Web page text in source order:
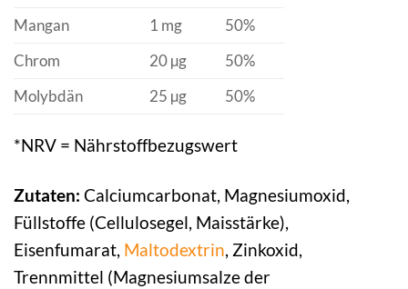
Mangan
1 mg
50%
Chrom
20 µg
50%
Molybdän
25 µg 50%
*NRV = Nährstoffbezugswert
Zutaten: Calciumcarbonat, Magnesiumoxid,
Füllstoffe (Cellulosegel, Maisstärke),
Eisenfumarat, Maltodextrin, Zinkoxid,
Trennmittel (Magnesiumsalze der